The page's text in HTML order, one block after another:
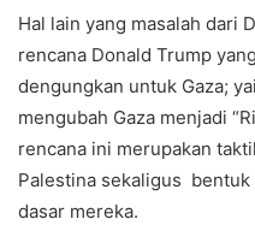
Hal lain yang masalah dari
rencana Donald Trump
dengungkan untuk Gaza;
mengubah Gaza menjadi
rencana ini merupakan
Palestina sekaligus
dasar mereka.